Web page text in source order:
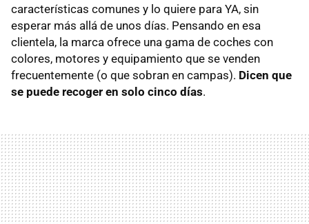
características comunes y lo quiere para YA, sin
esperar más allá de unos días. Pensando en esa
clientela, la marca ofrece una gama de coches con
colores, motores y equipamiento que se venden
frecuentemente (o que sobran en campas). Dicen que
se puede recoger en solo cinco días.